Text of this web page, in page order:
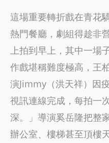
這場重要轉折戲在青花
熱門餐廳，劇組得趁非
上拍到早上，其中一場
作戲堪稱難度極高，王
演Jimmy（洪天祥）因
視訊連線完成，每拍一
深。」導演奚岳隆把整
辦公室、樓梯甚至頂樓